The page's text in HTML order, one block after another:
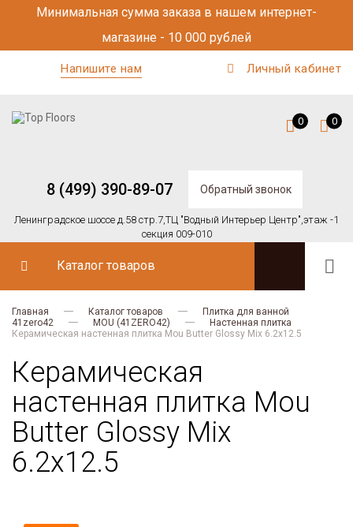
Минимальная сумма заказа в нашем интернет-
магазине - 10 000 рублей
Напишите нам Личный кабинет
8 (499) 390-89-07 Обратный звонок
Ленинградское шоссе д.58 стр.7,ТЦ "Водный Интерьер Центр",этаж -1
секция 009-010
0 0
Каталог товаров
Главная Каталог товаров
Плитка для ванной
41zero42
MOU (41ZERO42)
Настенная плитка
Керамическая настенная плитка Mou Butter Glossy Mix 6.2x12.5
Керамическая
настенная плитка Mou
Butter Glossy Mix
6.2x12.5